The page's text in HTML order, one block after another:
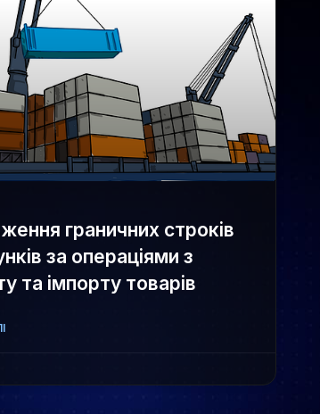
граничних строків
за операціями з
та імпорту товарів